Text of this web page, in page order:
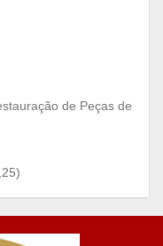
de Peças de
)